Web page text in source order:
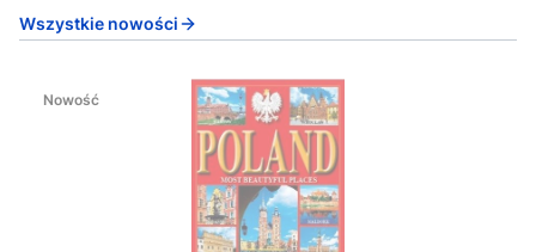
Wszystkie nowości
Nowość